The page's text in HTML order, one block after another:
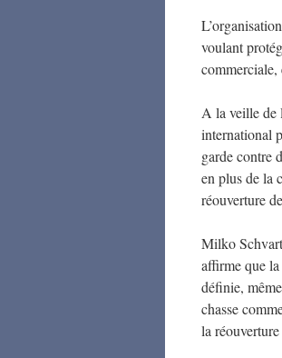
voulant
commerciale,
A la veille de
international
garde contre
en plus de la
réouverture
Milko
affirme que
définie,
chasse
la